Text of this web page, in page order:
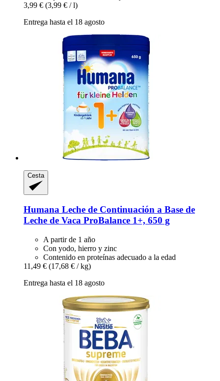
3,99 € (3,99 € / l)
Entrega hasta el 18 agosto
Cesta
Humana Leche de Continuación a Base de
Leche de Vaca ProBalance 1+, 650 g
A partir de 1 año
Con yodo, hierro y zinc
Contenido en proteínas adecuado a la edad
11,49 € (17,68 € / kg)
Entrega hasta el 18 agosto